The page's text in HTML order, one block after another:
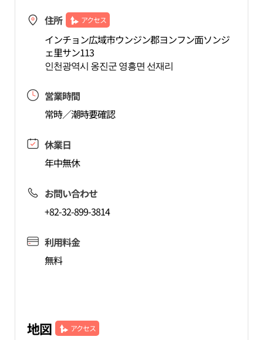
住所 アクセス
インチョン広域市ウンジン郡ヨンフン面ソンジ
ェ里サン113
인천광역시 옹진군 영흥면 선재리
営業時間
常時／潮時要確認
休業日
年中無休
お問い合わせ
+82-32-899-3814
利用料金
無料
地図 アクセス